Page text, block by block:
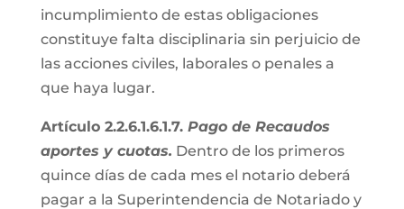
incumplimiento de estas obligaciones
constituye falta disciplinaria sin perjuicio de
las acciones civiles, laborales o penales a
que haya lugar.
Artículo 2.2.6.1.6.1.7. Pago de Recaudos
aportes y cuotas. Dentro de los primeros
quince días de cada mes el notario deberá
pagar a la Superintendencia de Notariado y